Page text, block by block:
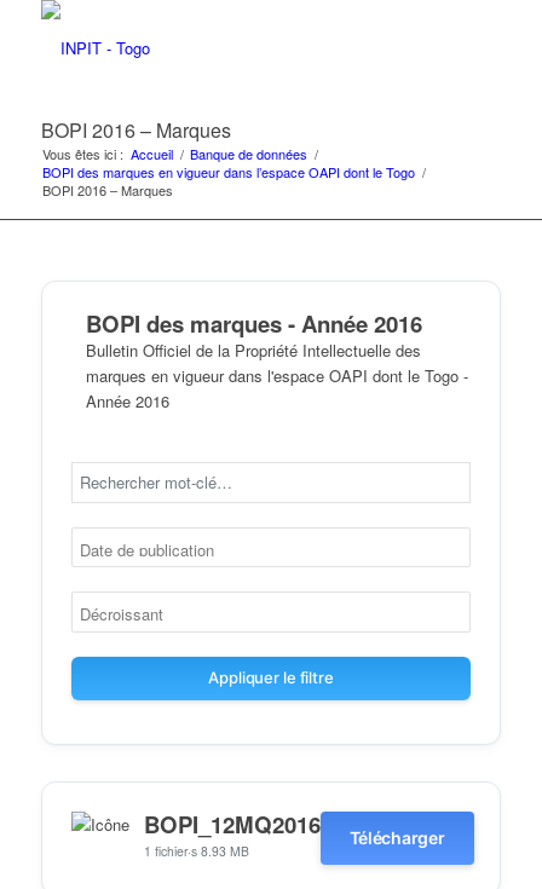
BOPI 2016 – Marques
Vous êtes ici : Accueil / Banque de données /
BOPI des marques en vigueur dans l’espace OAPI dont le Togo /
BOPI 2016 – Marques
BOPI des marques - Année 2016
Bulletin Officiel de la Propriété Intellectuelle des
marques en vigueur dans l'espace OAPI dont le Togo -
Année 2016
Appliquer le filtre
BOPI_12MQ2016
1 fichier·s 8.93 MB
Télécharger